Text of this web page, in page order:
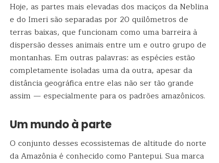
Hoje, as partes mais elevadas dos maciços da Neblina
e do Imeri são separadas por 20 quilômetros de
terras baixas, que funcionam como uma barreira à
dispersão desses animais entre um e outro grupo de
montanhas. Em outras palavras: as espécies estão
completamente isoladas uma da outra, apesar da
distância geográfica entre elas não ser tão grande
assim — especialmente para os padrões amazônicos.
Um mundo à parte
O conjunto desses ecossistemas de altitude do norte
da Amazônia é conhecido como Pantepui. Sua marca